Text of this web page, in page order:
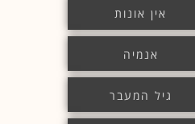
אין אונות
אנמיה
גיל המעבר